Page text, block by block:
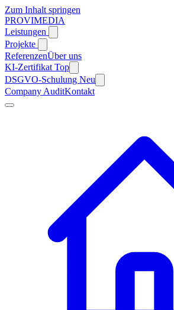
Zum Inhalt springen
PROVIMEDIA
Leistungen
Projekte
ReferenzenÜber uns
KI-Zertifikat Top
DSGVO-Schulung Neu
Company AuditKontakt